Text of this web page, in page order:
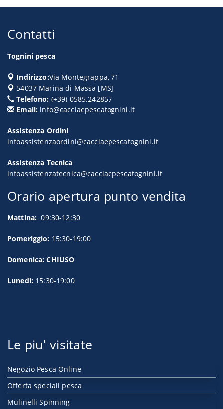
Contatti
Tognini pesca
Indirizzo:Via Montegrappa, 71
54037 Marina di Massa [MS]
Telefono: (+39) 0585.242857
Email: info@cacciaepescatognini.it
Assistenza Ordini
infoassistenzaordini@cacciaepescatognini.it
Assistenza Tecnica
infoassistenzatecnica@cacciaepescatognini.it
Orario apertura punto vendita
Mattina: 09:30-12:30
Pomeriggio: 15:30-19:00
Domenica: CHIUSO
Lunedì: 15:30-19:00
Le piu' visitate
Negozio Pesca Online
Offerta speciali pesca
Mulinelli Spinning